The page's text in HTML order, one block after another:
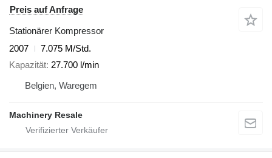
Preis auf Anfrage
Stationärer Kompressor
2007
7.075 M/Std.
Kapazität 27.700 l/min
Belgien, Waregem
Machinery Resale